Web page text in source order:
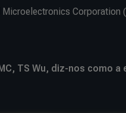
TS Wu, diz-nos como